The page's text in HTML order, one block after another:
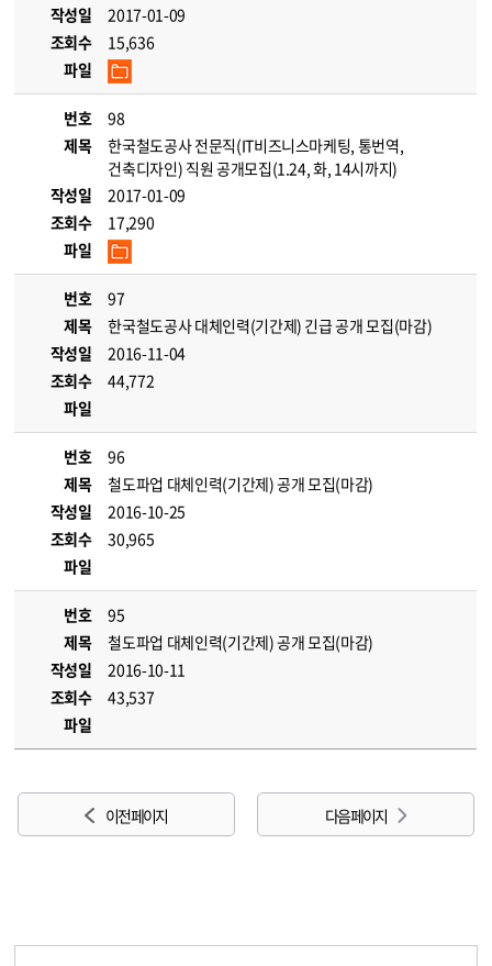
작성일
2017-01-09
조회수
15,636
파일
번호
98
제목
한국철도공사 전문직(IT비즈니스마케팅, 통번역,
건축디자인) 직원 공개모집(1.24, 화, 14시까지)
작성일
2017-01-09
조회수
17,290
파일
번호
97
제목
한국철도공사 대체인력(기간제) 긴급 공개 모집(마감)
작성일
2016-11-04
조회수
44,772
파일
번호
96
제목
철도파업 대체인력(기간제) 공개 모집(마감)
작성일
2016-10-25
조회수
30,965
파일
번호
95
제목
철도파업 대체인력(기간제) 공개 모집(마감)
작성일
2016-10-11
조회수
43,537
파일
이전 페이지 다음 페이지